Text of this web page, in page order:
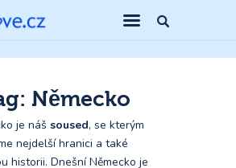
Německo
je nášsoused, se kterým
nejdelší hranici a také
historii. Dnešní Německo je